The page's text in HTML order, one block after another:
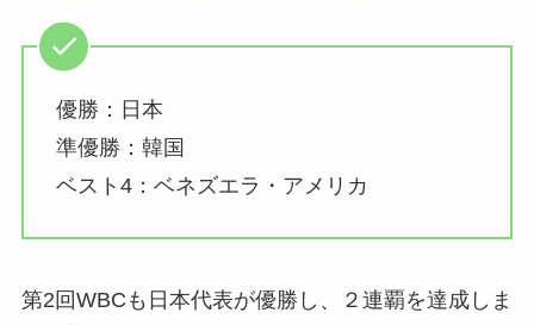
優勝：日本
準優勝：韓国
ベスト4：ベネズエラ・アメリカ
第2回WBCも日本代表が優勝し、２連覇を達成しま